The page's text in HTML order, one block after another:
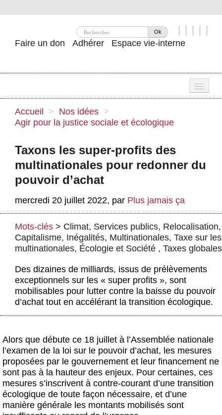
Ok
Faire un don Adhérer Espace vie-interne
Attac ?
Nos idées
Se mobiliser
Publications
Actus et médias
Boutique
Accueil > Nos idées >
Agir pour la justice sociale et écologique
Taxons les super-profits des
multinationales pour redonner du
pouvoir d’achat
mercredi 20 juillet 2022, par Plus jamais ça
Mots-clés > Climat, Services publics, Relocalisation,
Capitalisme, Inégalités, Multinationales, Taxe sur les
multinationales, Écologie et Société , Taxes globales
Des dizaines de milliards, issus de prélèvements
exceptionnels sur les « super profits », sont
mobilisables pour lutter contre la baisse du pouvoir
d’achat tout en accélérant la transition écologique.
Alors que débute ce 18 juillet à l’Assemblée nationale
l’examen de la loi sur le pouvoir d’achat, les mesures
proposées par le gouvernement et leur financement ne
sont pas à la hauteur des enjeux. Pour certaines, ces
mesures s’inscrivent à contre-courant d’une transition
écologique de toute façon nécessaire, et d’une
manière générale les montants mobilisés sont